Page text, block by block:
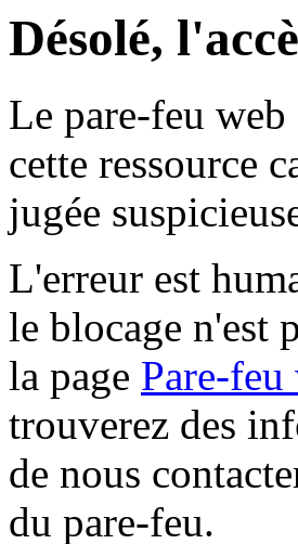
Désolé,
Le pare-feu
cette ressource
jugée
L'erreur est
le blocage n'est
la page Pare-
trouverez des
de nous
du pare-feu.